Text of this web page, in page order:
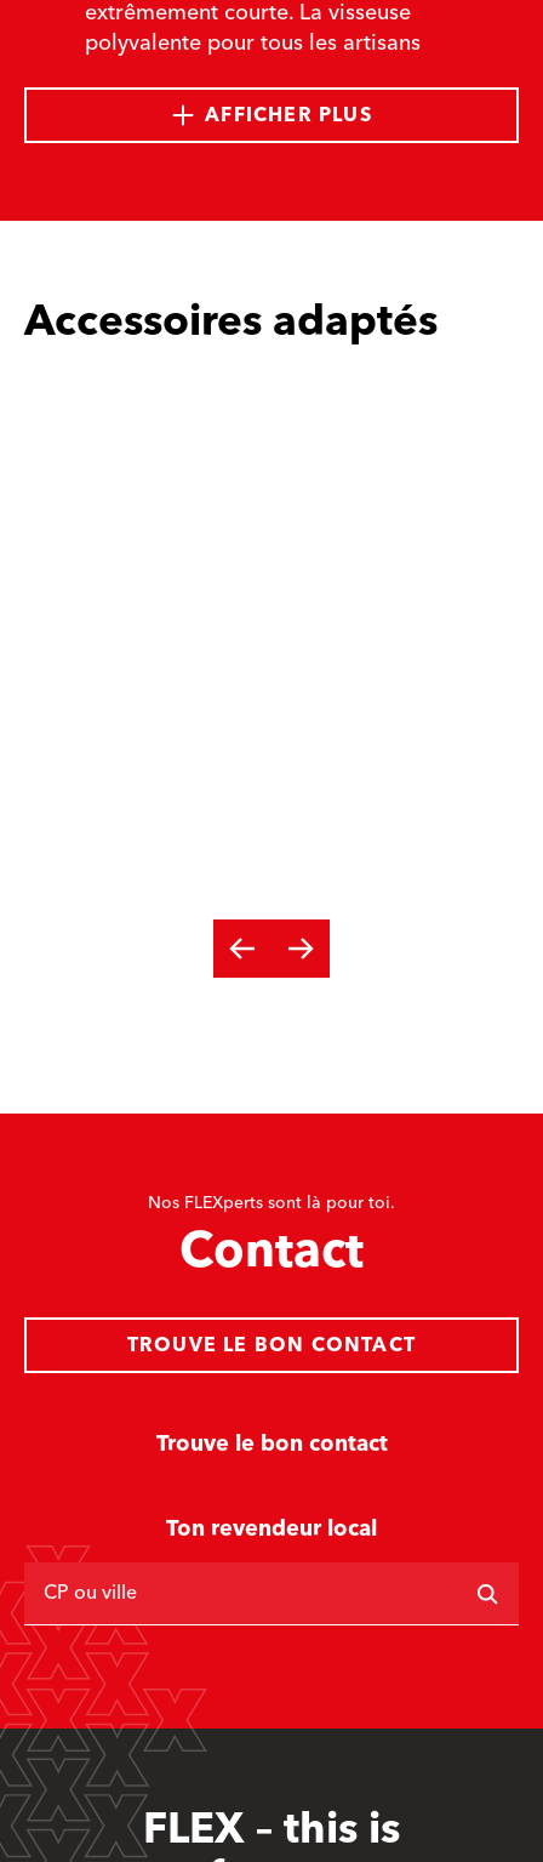
extrêmement courte. La visseuse
polyvalente pour tous les artisans
AFFICHER PLUS
Accessoires adaptés
Nos FLEXperts sont là pour toi.
Contact
Trouve le bon contact
TROUVE LE BON CONTACT
Ton revendeur local
CP ou ville
FLEX – this is